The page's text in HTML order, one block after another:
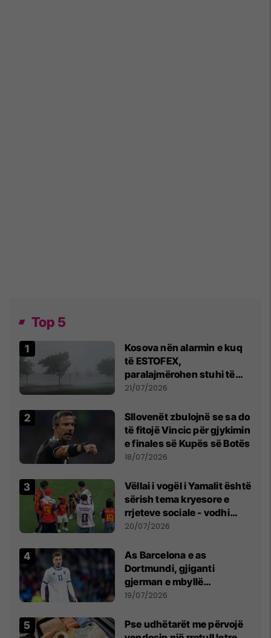
Top 5
Kosova nën alarmin e kuq
të ESTOFEX,
paralajmërohen stuhi të
fuqishme me breshër dhe
21/07/2026
Sllovenët zbulojnë se sa do
të fitojë Vincic për gjykimin
e finales së Kupës së Botës
18/07/2026
Vëllai i vogël i Yamalit është
sërish tema kryesore e
rrjeteve sociale - vodhi
vëmendjen pas finales së
20/07/2026
As Barcelona e as
Dortmundi, gjiganti
gjerman e mbyllë
marrëveshjen për Fisnik
19/07/2026
Pse udhëtarët me përvojë